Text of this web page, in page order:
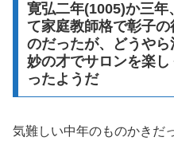
寛弘二年(1005)か三
て家庭教師格で彰子
のだったが、どうや
妙の才でサロンを楽
ったようだ
気難しい中年のものかきだ